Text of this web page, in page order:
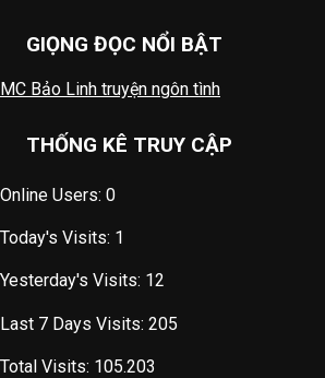
GIỌNG ĐỌC NỔI BẬT
MC Bảo Linh truyện ngôn tình
THỐNG KÊ TRUY CẬP
Online Users: 0
Today's Visits: 1
Yesterday's Visits: 12
Last 7 Days Visits: 205
Total Visits: 105.203